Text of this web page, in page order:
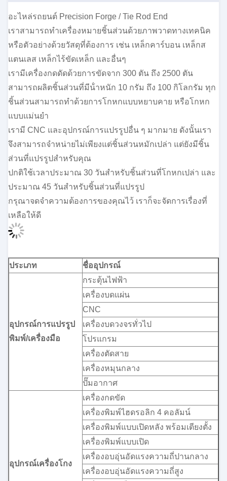
อะไหล่รถยนต์ Precision Forge / Tie Rod End
เราสามารถทําเครื่องหมายชิ้นส่วนด้วยภาพวาดทางเทคนิค
หรือตัวอย่างด้วยวัสดุที่ต้องการ เช่น เหล็กคาร์บอน เหล็กส
แตนเลส เหล็กไร้ขัดเหล็ก และอื่นๆ
เรามีเครื่องกดดัดด้วยการขัดจาก 300 ตัน ถึง 2500 ตัน
สามารถผลิตชิ้นส่วนที่มีน้ําหนัก 10 กรัม ถึง 100 กิโลกรัม ทุก
ชิ้นส่วนสามารถทําด้วยการโกหกแบบหยาบคาย หรือโกหก
แบบแม่นยํา
เรามี CNC และอุปกรณ์การแปรรูปอื่น ๆ มากมาย ดังนั้นเรา
จึงสามารถจําหน่ายไม่เพียงแต่ชิ้นส่วนหมักเปล่า แต่ยังมีชิ้น
ส่วนที่แปรรูปสําหรับคุณ
ปกติใช้เวลาประมาณ 30 วันสําหรับชิ้นส่วนที่โกหกเปล่า และ
ประมาณ 45 วันสําหรับชิ้นส่วนที่แปรรูป
กรุณาจดจําความต้องการของคุณไว้ เราก็จะจัดการเรื่องที่
เหลือให้ดี
ประเภท ชื่ออุปกรณ์
อุปกรณ์การแปรรูป
พิมพ์/เครื่องมือ
กระตุ้นไฟฟ้า
เครื่องบดแผ่น
CNC
เครื่องบดวงจรทั่วไป
โปรแกรม
เครื่องตัดสาย
เครื่องหมุนกลาง
ปั๊มอากาศ
อุปกรณ์เครื่องโกง
เครื่องกดขัด
เครื่องพิมพ์ไฮดรอลิก 4 คอลัมน์
เครื่องพิมพ์แบบเปิดหลัง พร้อมเตียงตั้ง
เครื่องพิมพ์แบบเปิด
เครื่องอบอุ่นอัดแรงความถี่ปานกลาง
เครื่องอบอุ่นอัดแรงความถี่สูง